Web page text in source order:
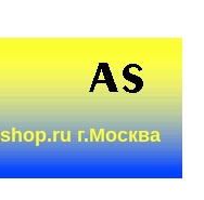
г.Москва